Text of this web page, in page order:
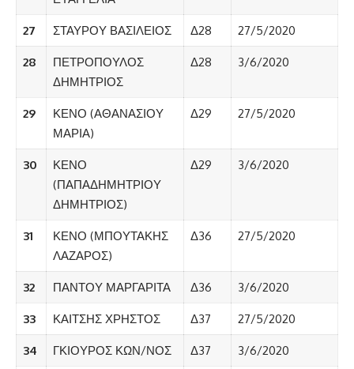
27 ΣΤΑΥΡΟΥ ΒΑΣΙΛΕΙΟΣ Δ28 27/5/2020
28
ΠΕΤΡΟΠΟΥΛΟΣ
ΔΗΜΗΤΡΙΟΣ
Δ28 3/6/2020
29
ΚΕΝΟ (ΑΘΑΝΑΣΙΟΥ
ΜΑΡΙΑ)
Δ29 27/5/2020
30
ΚΕΝΟ
(ΠΑΠΑΔΗΜΗΤΡΙΟΥ
ΔΗΜΗΤΡΙΟΣ)
Δ29 3/6/2020
31
ΚΕΝΟ (ΜΠΟΥΤΑΚΗΣ
ΛΑΖΑΡΟΣ)
Δ36 27/5/2020
32 ΠΑΝΤΟΥ ΜΑΡΓΑΡΙΤΑ Δ36 3/6/2020
33 ΚΑΙΤΣΗΣ ΧΡΗΣΤΟΣ Δ37 27/5/2020
34 ΓΚΙΟΥΡΟΣ ΚΩΝ/ΝΟΣ Δ37 3/6/2020